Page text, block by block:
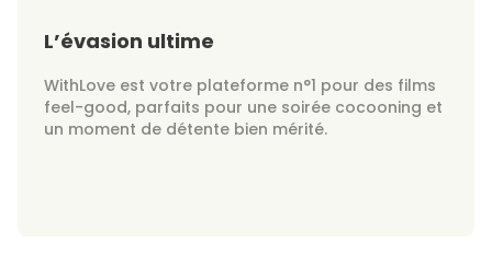
L’évasion ultime
WithLove est votre plateforme n°1 pour des films
feel-good, parfaits pour une soirée cocooning et
un moment de détente bien mérité.